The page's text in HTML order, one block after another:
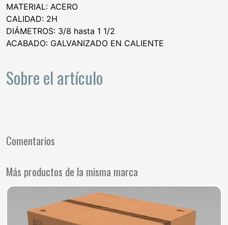
MATERIAL: ACERO
CALIDAD: 2H
DIÁMETROS: 3/8 hasta 1 1/2
ACABADO: GALVANIZADO EN CALIENTE
Sobre el artículo
Comentarios
Más productos de la misma marca